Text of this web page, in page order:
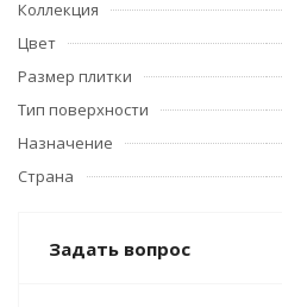
Коллекция
Цвет
Размер плитки
Тип поверхности
Назначение
Страна
Задать вопрос